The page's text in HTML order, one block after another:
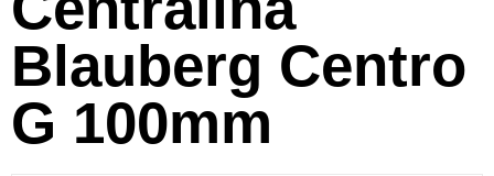
Blauberg Centro
G 100mm